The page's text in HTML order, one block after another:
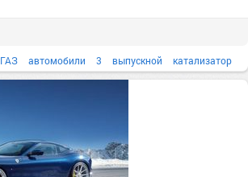
ГАЗ автомобили 3 выпускной катализатор